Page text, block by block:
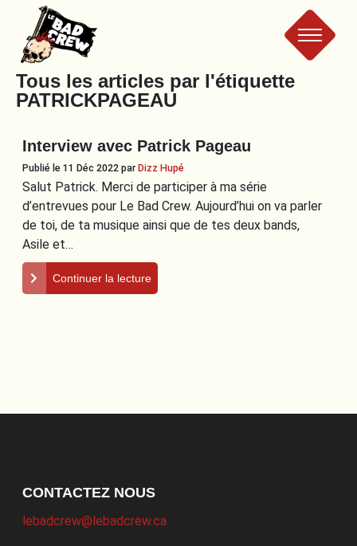
Le
Bad
Crew
Tous les articles par l'étiquette
PATRICKPAGEAU
Interview avec Patrick Pageau
Publié le 11 Déc 2022 parDizz Hupé
Salut Patrick. Merci de participer à ma série
d’entrevues pour Le Bad Crew. Aujourd’hui on va parler
de toi, de ta musique ainsi que de tes deux bands,
Asile et…
Continuer la lecture
CONTACTEZ NOUS
lebadcrew@lebadcrew.ca